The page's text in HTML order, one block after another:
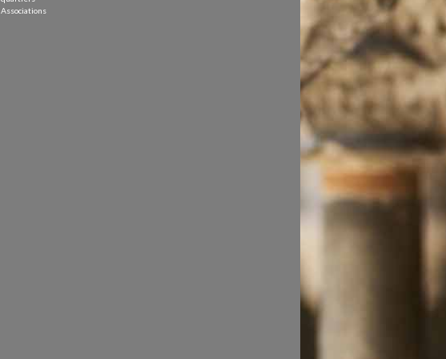
Associations